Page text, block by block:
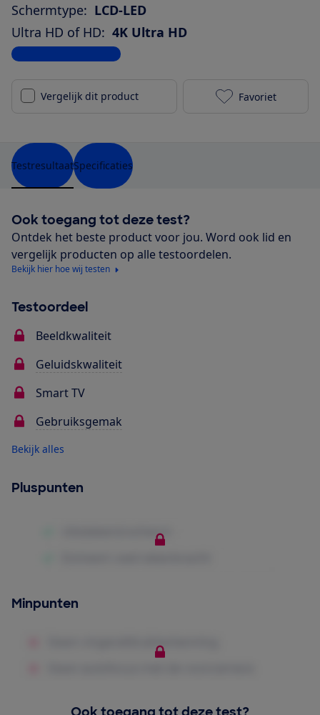
Schermtype: LCD-LED
Ultra HD of HD: 4K Ultra HD
Bekijk alle specificaties
Vergelijk dit product LG
Favoriet
TestresultaatSpecificaties
Ook toegang tot deze test?
Ontdek het beste product voor jou. Word ook lid en
vergelijk producten op alle testoordelen.
Bekijk hier hoe wij testen
Testoordeel
Beeldkwaliteit
Geluidskwaliteit
Smart TV
Gebruiksgemak
Bekijk alles
Pluspunten
Minpunten